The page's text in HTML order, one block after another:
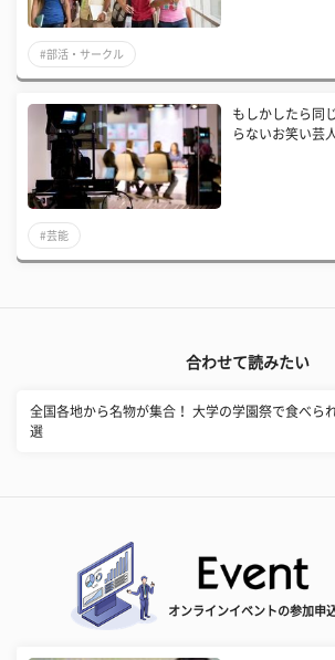
#部活・サークル
もしかしたら同
らないお笑い芸
#芸能
合わせて読みたい
全国各地から名物が集合！ 大学の学園祭で食べら
選
オンラインイベントの参加申